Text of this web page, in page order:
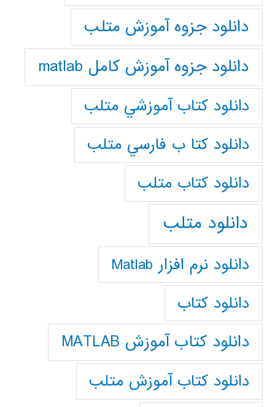
دانلود جزوه آموزش متلب
دانلود جزوه آموزش کامل matlab
دانلود كتاب آموزشي متلب
دانلود كتا ب فارسي متلب
دانلود كتاب متلب
دانلود متلب
دانلود نرم افزار Matlab
دانلود کتاب
دانلود کتاب آموزش MATLAB
دانلود کتاب آموزش متلب